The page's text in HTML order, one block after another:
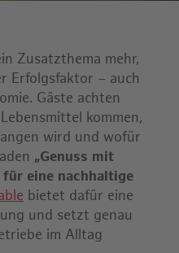
Zusatzthema mehr,
Erfolgsfaktor – auch
Gäste achten
kommen,
wird und wofür
„Genuss mit
eine nachhaltige
bietet dafür eine
und setzt genau
im Alltag